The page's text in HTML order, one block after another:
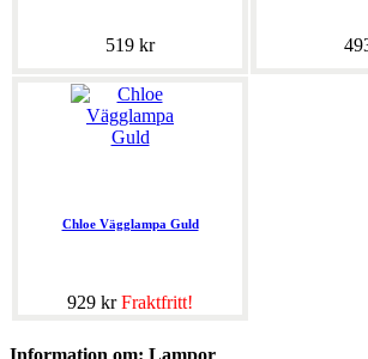
519 kr
Chloe Vägglampa Guld
929 krFraktfritt!